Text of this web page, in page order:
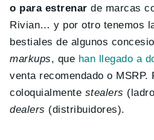
o para estrenar de marcas
Rivian… y por otro tenemos
bestiales de algunos
markups, que han llegado a
venta recomendado o MSRP.
coloquialmente stealers
dealers (distribuidores).